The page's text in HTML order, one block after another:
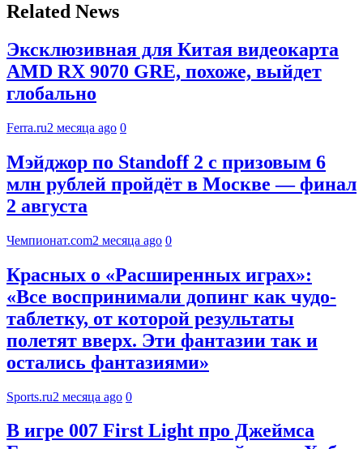
Related News
Эксклюзивная для Китая видеокарта
AMD RX 9070 GRE, похоже, выйдет
глобально
Ferra.ru2 месяца ago 0
Мэйджор по Standoff 2 с призовым 6
млн рублей пройдёт в Москве — финал
2 августа
Чемпионат.com2 месяца ago 0
Красных о «Расширенных играх»:
«Все воспринимали допинг как чудо-
таблетку, от которой результаты
полетят вверх. Эти фантазии так и
остались фантазиями»
Sports.ru2 месяца ago 0
В игре 007 First Light про Джеймса